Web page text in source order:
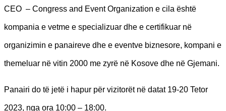
CEO – Congress and Event Organization e cila është
kompania e vetme e specializuar dhe e certifikuar në
organizimin e panaireve dhe e eventve biznesore, kompani e
themeluar në vitin 2000 me zyrë në Kosove dhe në Gjemani.
Panairi do të jetë i hapur për vizitorët në datat 19-20 Tetor
2023, nga ora 10:00 – 18:00.